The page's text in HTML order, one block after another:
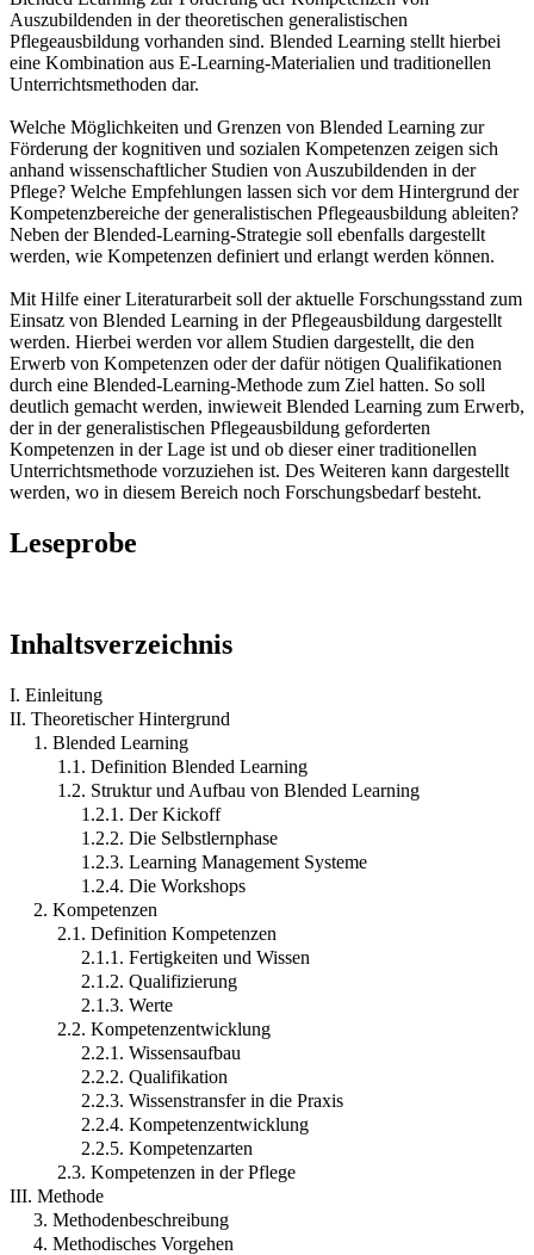
Auszubildenden in der theoretischen generalistischen
Pflegeausbildung vorhanden sind. Blended Learning stellt hierbei
eine Kombination aus E-Learning-Materialien und traditionellen
Unterrichtsmethoden dar.
Welche Möglichkeiten und Grenzen von Blended Learning zur
Förderung der kognitiven und sozialen Kompetenzen zeigen sich
anhand wissenschaftlicher Studien von Auszubildenden in der
Pflege? Welche Empfehlungen lassen sich vor dem Hintergrund der
Kompetenzbereiche der generalistischen Pflegeausbildung ableiten?
Neben der Blended-Learning-Strategie soll ebenfalls dargestellt
werden, wie Kompetenzen definiert und erlangt werden können.
Mit Hilfe einer Literaturarbeit soll der aktuelle Forschungsstand zum
Einsatz von Blended Learning in der Pflegeausbildung dargestellt
werden. Hierbei werden vor allem Studien dargestellt, die den
Erwerb von Kompetenzen oder der dafür nötigen Qualifikationen
durch eine Blended-Learning-Methode zum Ziel hatten. So soll
deutlich gemacht werden, inwieweit Blended Learning zum Erwerb,
der in der generalistischen Pflegeausbildung geforderten
Kompetenzen in der Lage ist und ob dieser einer traditionellen
Unterrichtsmethode vorzuziehen ist. Des Weiteren kann dargestellt
werden, wo in diesem Bereich noch Forschungsbedarf besteht.
Leseprobe
Inhaltsverzeichnis
I. Einleitung
II. Theoretischer Hintergrund
1. Blended Learning
1.1. Definition Blended Learning
1.2. Struktur und Aufbau von Blended Learning
1.2.1. Der Kickoff
1.2.2. Die Selbstlernphase
1.2.3. Learning Management Systeme
1.2.4. Die Workshops
2. Kompetenzen
2.1. Definition Kompetenzen
2.1.1. Fertigkeiten und Wissen
2.1.2. Qualifizierung
2.1.3. Werte
2.2. Kompetenzentwicklung
2.2.1. Wissensaufbau
2.2.2. Qualifikation
2.2.3. Wissenstransfer in die Praxis
2.2.4. Kompetenzentwicklung
2.2.5. Kompetenzarten
2.3. Kompetenzen in der Pflege
III. Methode
3. Methodenbeschreibung
4. Methodisches Vorgehen